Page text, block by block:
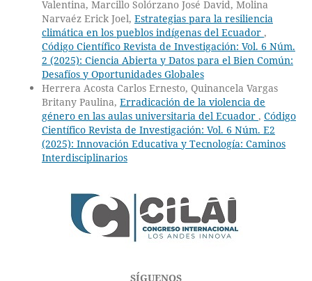
Valentina, Marcillo Solórzano José David, Molina
Narvaéz Erick Joel, Estrategias para la resiliencia
climática en los pueblos indígenas del Ecuador ,
Código Científico Revista de Investigación: Vol. 6 Núm.
2 (2025): Ciencia Abierta y Datos para el Bien Común:
Desafíos y Oportunidades Globales
Herrera Acosta Carlos Ernesto, Quinancela Vargas
Britany Paulina, Erradicación de la violencia de
género en las aulas universitaria del Ecuador , Código
Científico Revista de Investigación: Vol. 6 Núm. E2
(2025): Innovación Educativa y Tecnología: Caminos
Interdisciplinarios
SÍGUENOS